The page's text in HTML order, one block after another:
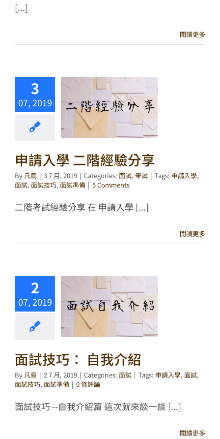
[...]
閱讀更多
3
07, 2019
申請入學 二階經驗分享
By 凡鳥 | 3 7 月, 2019 | Categories: 面試, 筆試 | Tags: 申請入學,
面試, 面試技巧, 面試準備 | 5 Comments
二階考試經驗分享 在 申請入學 [...]
閱讀更多
2
07, 2019
面試技巧： 自我介紹
By 凡鳥 | 2 7 月, 2019 | Categories: 面試 | Tags: 申請入學, 面試,
面試技巧, 面試準備 | 0 條評論
面試技巧 --自我介紹篇 這次就來談一談 [...]
閱讀更多